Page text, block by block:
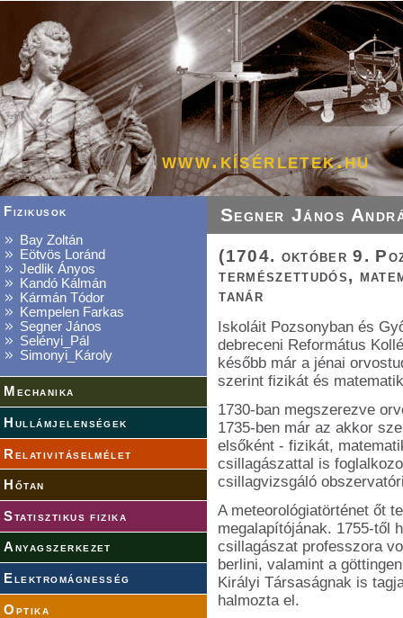
www.kísérletek.hu
Fizikusok
Bay Zoltán
Eötvös Loránd
Jedlik Ányos
Kandó Kálmán
Kármán Tódor
Kempelen Farkas
Segner János
Selényi_Pál
Simonyi_Károly
Mechanika
Hullámjelenségek
Relativitáselmélet
Hőtan
Statisztikus fizika
Anyagszerkezet
Elektromágnesség
Optika
Segner János
(1704. október 9.
természettudós,
tanár
Iskoláit Pozsonyban és
debreceni Református
később már a jénai
szerint fizikát és
1730-ban megszerezve
1735-ben már az akkor
elsőként - fizikát,
csillagászattal is
csillagvizsgáló
A meteorológiatörténet őt
megalapítójának. 1755-től
csillagászat professzora
berlini, valamint a
Királyi Társaságnak is
halmozta el.